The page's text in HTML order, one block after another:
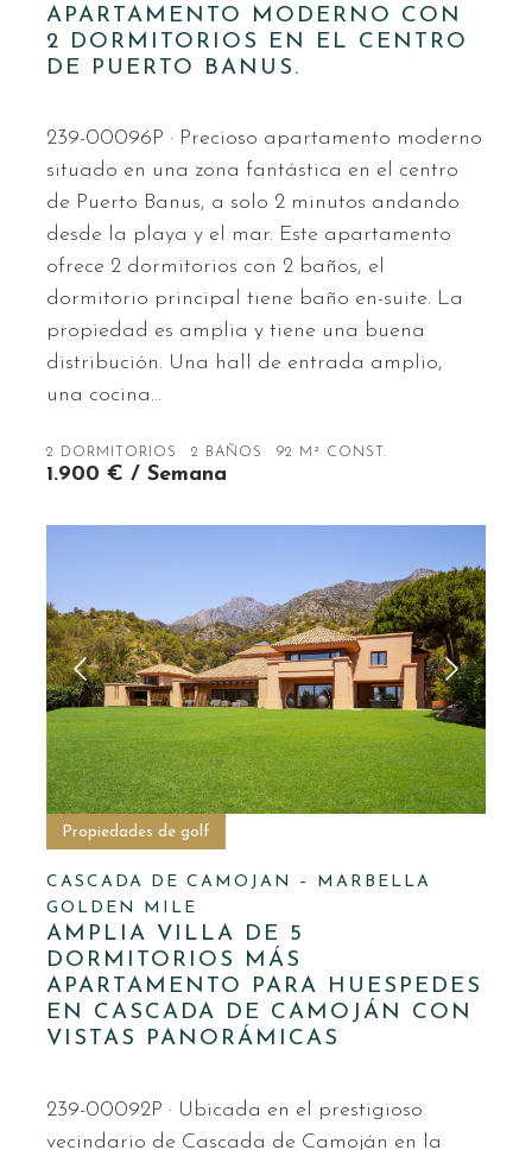
APARTAMENTO MODERNO CON
2 DORMITORIOS EN EL CENTRO
DE PUERTO BANUS.
239-00096P · Precioso apartamento moderno
situado en una zona fantástica en el centro
de Puerto Banus, a solo 2 minutos andando
desde la playa y el mar. Este apartamento
ofrece 2 dormitorios con 2 baños, el
dormitorio principal tiene baño en-suite. La
propiedad es amplia y tiene una buena
distribución. Una hall de entrada amplio,
una cocina…
2 DORMITORIOS 2 BAÑOS 92 M² CONST.
1.900 € / Semana
Propiedades de golf
CASCADA DE CAMOJAN – MARBELLA
GOLDEN MILE
AMPLIA VILLA DE 5
DORMITORIOS MÁS
APARTAMENTO PARA HUESPEDES
EN CASCADA DE CAMOJÁN CON
VISTAS PANORÁMICAS
239-00092P · Ubicada en el prestigioso
vecindario de Cascada de Camoján en la